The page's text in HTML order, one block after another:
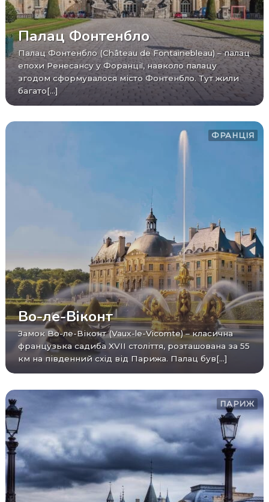
Палац Фонтенбло
Палац Фонтенбло (Château de Fontainebleau) – палац
епохи Ренесансу у Форанції, навколо палацу
згодом сформувалося місто Фонтенбло. Тут жили
багато[...]
ФРАНЦІЯ
Во-ле-Віконт
Замок Во-ле-Віконт (Vaux-le-Vicomte) – класична
французька садиба XVII століття, розташована за 55
км на південний схід від Парижа. Палац був[...]
ПАРИЖ